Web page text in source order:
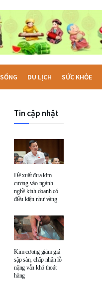
DU LỊCH SỨC KHỎE
Tin cập nhật
Đề xuất đưa kim
cương vào ngành
nghề kinh doanh có
điều kiện như vàng
Kim cương giảm giá
sập sàn, chấp nhận lỗ
nặng vẫn khó thoát
hàng